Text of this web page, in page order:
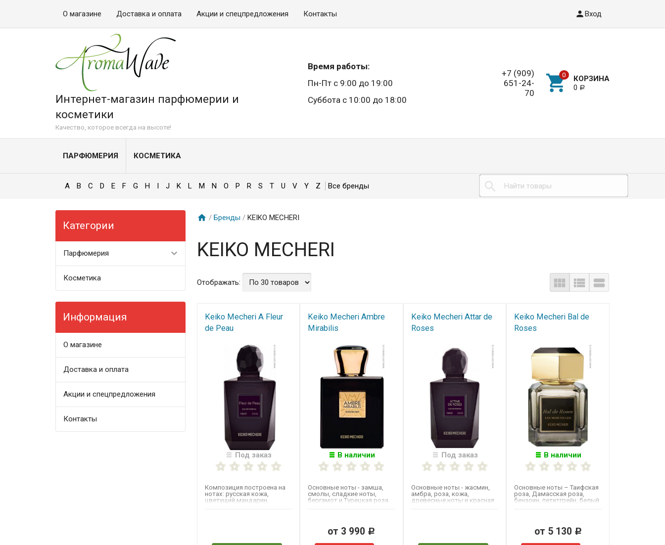
О магазине Доставка и оплата Акции и спецпредложения Контакты Вход
Интернет-магазин парфюмерии и
косметики
Качество, которое всегда на высоте!
Время работы:
Пн-Пт с 9:00 до 19:00
Суббота с 10:00 до 18:00
+7 (909)
651-24-
70
КОРЗИНА
0 Р
ПАРФЮМЕРИЯ КОСМЕТИКА
A B C D E F G H I J K L M N O P R S T U V Y Z
Категории
Парфюмерия
Косметика
Информация
О магазине
Доставка и оплата
Акции и спецпредложения
Контакты
/ Бренды /KEIKO MECHERI
KEIKO MECHERI
Отображать:
Keiko Mecheri A Fleur
de Peau
Под заказ
Композиция построена на
нотах: русская кожа,
цветущий мандарин,
Keiko Mecheri Ambre
Mirabilis
В наличии
Основные ноты - замша,
смолы, сладкие ноты,
бергамот и Турецкая роза.
от 3 990 Р
Keiko Mecheri Attar de
Roses
Под заказ
Основные ноты - жасмин,
амбра, роза, кожа,
древесные ноты и красная
Keiko Mecheri Bal de
Roses
В наличии
Основные ноты – Таифская
роза, Дамасская роза,
бензоин, петитгрейн, белый
от 5 130 Р